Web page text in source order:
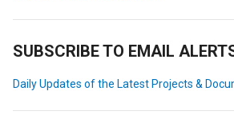
SUBSCRIBE TO EMAIL
Daily Updates of the Latest Projects &